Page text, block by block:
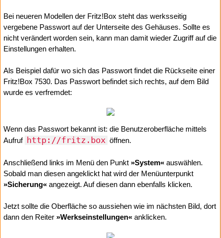
Bei neueren Modellen der Fritz!Box steht das werksseitig
vergebene Passwort auf der Unterseite des Gehäuses. Sollte es
nicht verändert worden sein, kann man damit wieder Zugriff auf die
Einstellungen erhalten.
Als Beispiel dafür wo sich das Passwort findet die Rückseite einer
Fritz!Box 7530. Das Passwort befindet sich rechts, auf dem Bild
wurde es verfremdet:
Wenn das Passwort bekannt ist: die Benutzeroberfläche mittels
Aufruf http://fritz.box öffnen.
Anschließend links im Menü den Punkt »System« auswählen.
Sobald man diesen angeklickt hat wird der Menüunterpunkt
»Sicherung« angezeigt. Auf diesen dann ebenfalls klicken.
Jetzt sollte die Oberfläche so aussiehen wie im nächsten Bild, dort
dann den Reiter »Werkseinstellungen« anklicken.